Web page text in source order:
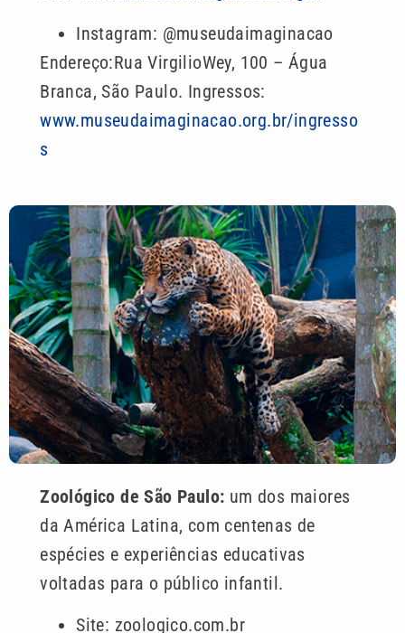
Instagram: @museudaimaginacao
Endereço:Rua VirgilioWey, 100 – Água
Branca, São Paulo. Ingressos:
www.museudaimaginacao.org.br/ingresso
s
Zoológico de São Paulo: um dos maiores
da América Latina, com centenas de
espécies e experiências educativas
voltadas para o público infantil.
Site: zoologico.com.br